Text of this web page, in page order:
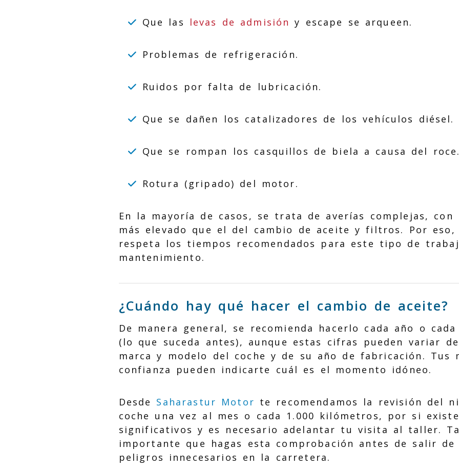
Que las levas de admisión y escape se arqueen.
Problemas de refrigeración.
Ruidos por falta de lubricación.
Que se dañen los catalizadores de los vehículos diésel.
Que se rompan los casquillos de biela a causa del
Rotura (gripado) del motor.
En la mayoría de casos, se trata de averías complejas, con
más elevado que el del cambio de aceite y filtros. Por
respeta los tiempos recomendados para este tipo de
mantenimiento.
¿Cuándo hay qué hacer el cambio de aceite?
De manera general, se recomienda hacerlo cada año o
(lo que suceda antes), aunque estas cifras pueden variar
marca y modelo del coche y de su año de fabricación. Tus
confianza pueden indicarte cuál es el momento idóneo.
Desde Saharastur Motor te recomendamos la revisión del
coche una vez al mes o cada 1.000 kilómetros, por si
significativos y es necesario adelantar tu visita al taller.
importante que hagas esta comprobación antes de salir
peligros innecesarios en la carretera.